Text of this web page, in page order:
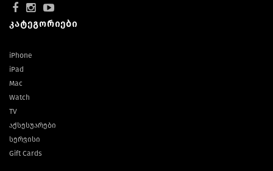
კატეგორიები
iPhone
iPad
Mac
Watch
TV
აქსესუარები
სერვისი
Gift Cards